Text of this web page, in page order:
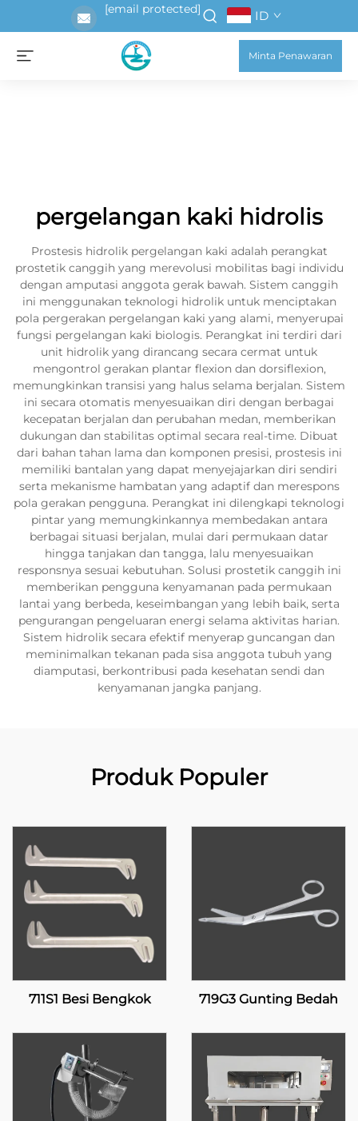
[email protected] ID
Minta Penawaran
pergelangan kaki hidrolis
Prostesis hidrolik pergelangan kaki adalah perangkat
prostetik canggih yang merevolusi mobilitas bagi individu
dengan amputasi anggota gerak bawah. Sistem canggih
ini menggunakan teknologi hidrolik untuk menciptakan
pola pergerakan pergelangan kaki yang alami, menyerupai
fungsi pergelangan kaki biologis. Perangkat ini terdiri dari
unit hidrolik yang dirancang secara cermat untuk
mengontrol gerakan plantar flexion dan dorsiflexion,
memungkinkan transisi yang halus selama berjalan. Sistem
ini secara otomatis menyesuaikan diri dengan berbagai
kecepatan berjalan dan perubahan medan, memberikan
dukungan dan stabilitas optimal secara real-time. Dibuat
dari bahan tahan lama dan komponen presisi, prostesis ini
memiliki bantalan yang dapat menyejajarkan diri sendiri
serta mekanisme hambatan yang adaptif dan merespons
pola gerakan pengguna. Perangkat ini dilengkapi teknologi
pintar yang memungkinkannya membedakan antara
berbagai situasi berjalan, mulai dari permukaan datar
hingga tanjakan dan tangga, lalu menyesuaikan
responsnya sesuai kebutuhan. Solusi prostetik canggih ini
memberikan pengguna kenyamanan pada permukaan
lantai yang berbeda, keseimbangan yang lebih baik, serta
pengurangan pengeluaran energi selama aktivitas harian.
Sistem hidrolik secara efektif menyerap guncangan dan
meminimalkan tekanan pada sisa anggota tubuh yang
diamputasi, berkontribusi pada kesehatan sendi dan
kenyamanan jangka panjang.
Produk Populer
711S1 Besi Bengkok 719G3 Gunting Bedah